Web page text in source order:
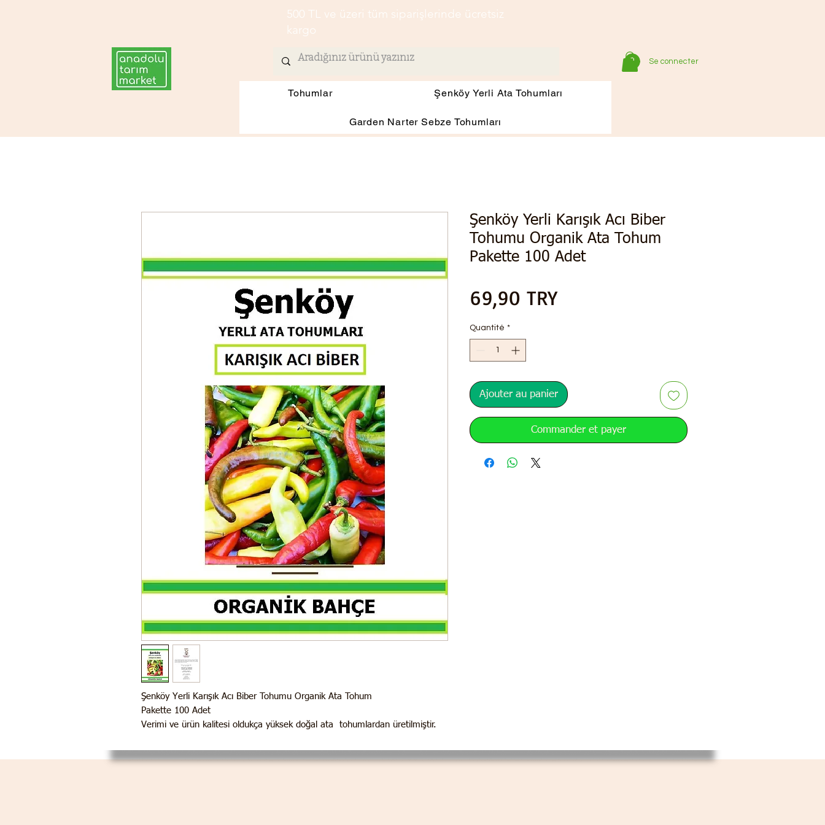
500 TL ve üzeri tüm siparişlerinde ücretsiz
kargo
Se connecter
Tohumlar Şenköy Yerli Ata Tohumları
Garden Narter Sebze Tohumları
Şenköy Yerli Karışık Acı Biber Tohumu Organik Ata Tohum
Pakette 100 Adet
Verimi ve ürün kalitesi oldukça yüksek doğal ata tohumlardan üretilmiştir.
Şenköy Yerli Karışık Acı Biber
Tohumu Organik Ata Tohum
Pakette 100 Adet
69,90 TRYPrix
Quantité *
Ajouter au panier
Commander et payer